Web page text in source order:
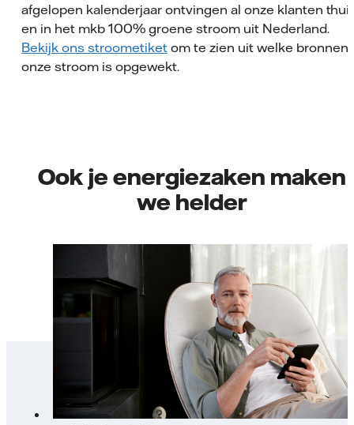
afgelopen kalenderjaar ontvingen al onze klanten
en in het mkb 100% groene stroom uit Nederland.
Bekijk ons stroometiketom te zien uit welke bronnen
onze stroom is opgewekt.
Ook je energiezaken maken
we helder